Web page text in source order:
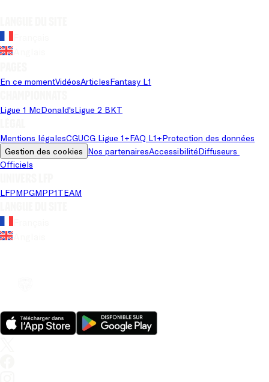
En ce momentVidéosArticlesFantasy L1
Ligue 1 McDonald'sLigue 2 BKT
Mentions légalesCGUCG Ligue 1+FAQ L1+Protection des données
Gestion des cookies Nos partenairesAccessibilitéDiffuseurs
Officiels
LFPMPGMPP1TEAM